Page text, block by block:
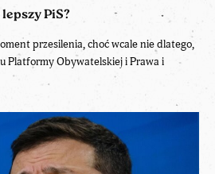
PiS?
przesilenia, choć wcale nie dlatego,
Platformy Obywatelskiej i Prawa i